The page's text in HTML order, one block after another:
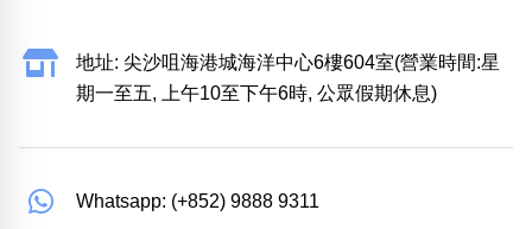
地址: 尖沙咀海港城海洋中心6樓604室(營業時間:星
期一至五, 上午10至下午6時, 公眾假期休息)
Whatsapp: (+852) 9888 9311